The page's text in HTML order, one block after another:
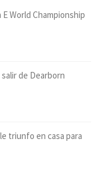
World Championship
de Dearborn
triunfo en casa para